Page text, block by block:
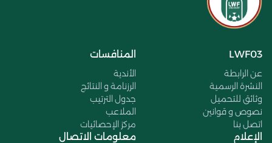
LWF03
عن الرابطة
النشرة الرسمية
وثائق للتحميل
نصوص و قوانين
اتصل بنا
المنافسات
الأندية
الرزنامة و النتائج
جدول الترتيب
الملاعب
مركز الإحصائيات
الإعلام معلومات الاتصال